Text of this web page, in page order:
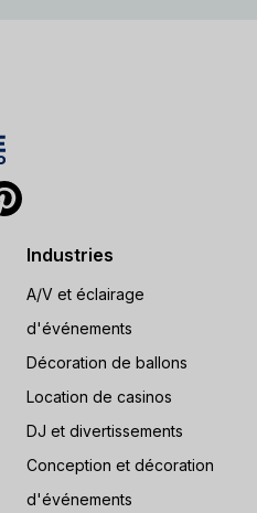
Industries
A/V et éclairage
d'événements
Décoration de ballons
Location de casinos
DJ et divertissements
Conception et décoration
d'événements